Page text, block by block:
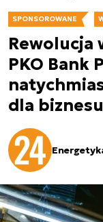
SPONSOROWANE
Rewolucja
PKO Bank
dla biznesu